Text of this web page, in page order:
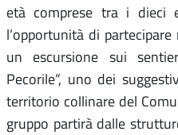
età comprese tra i dieci
l’opportunità di
un escursione sui
Pecorile”, uno dei
territorio collinare del
gruppo partirà dalle